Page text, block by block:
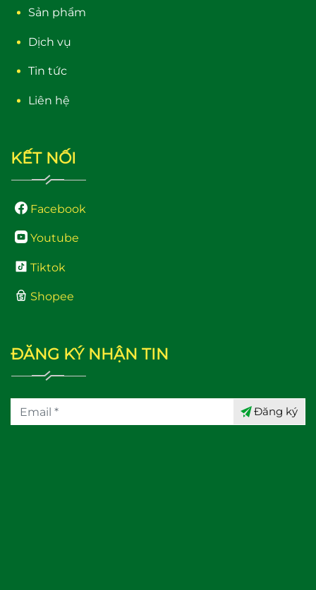
Sản phẩm
Dịch vụ
Tin tức
Liên hệ
KẾT NỐI
Facebook
Youtube
Tiktok
Shopee
ĐĂNG KÝ NHẬN TIN
Đăng ký